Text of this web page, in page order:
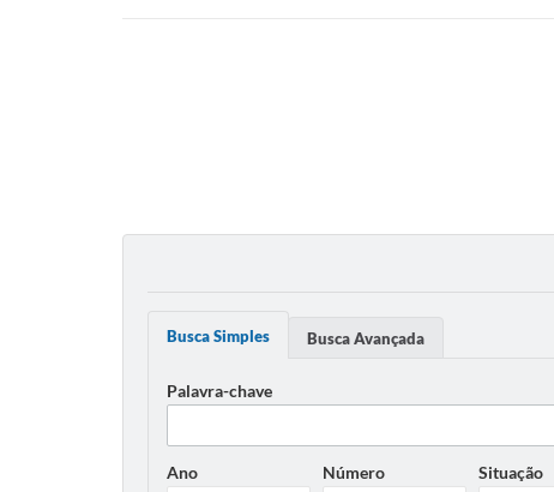
Busca Simples Busca Avançada
Palavra-chave
Ano Número Situação